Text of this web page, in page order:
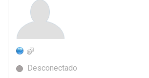
Desconectado